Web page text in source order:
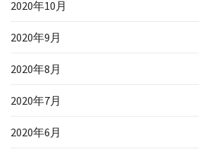
2020年10月
2020年9月
2020年8月
2020年7月
2020年6月